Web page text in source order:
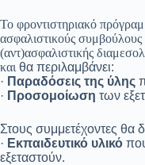
Το φροντιστηριακό
ασφαλιστικούς
(αντ)ασφαλιστικής
και θα περιλαμβάνει:
· Παραδόσεις της ύλης
· Προσομοίωση των
Στους συμμετέχοντες θα
· Εκπαιδευτικό υλικό
εξεταστούν.